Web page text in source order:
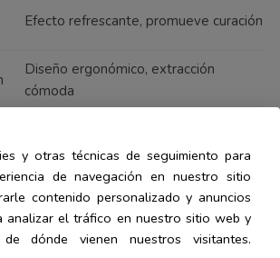
Efecto refrescante, promueve curación
Diseño ergonómico, extracción
cómoda
lo que mejor funcione para ti y tu
y otras técnicas de seguimiento para
de navegación en nuestro sitio
contenido personalizado y anuncios
analizar el tráfico en nuestro sitio web y
dónde vienen nuestros visitantes.